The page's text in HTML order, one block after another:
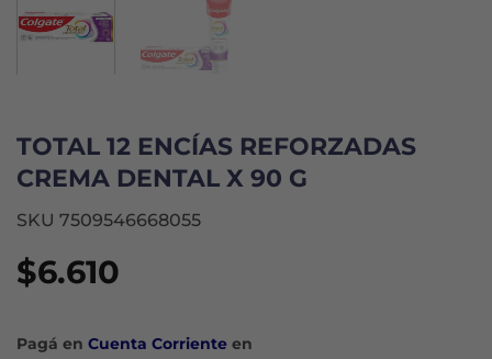
TOTAL 12 ENCÍAS REFORZADAS
CREMA DENTAL X 90 G
SKU 7509546668055
$6.610
Pagá en Cuenta Corriente en